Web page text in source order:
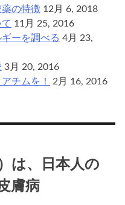
の特徴 12月 6, 2018
11月 25, 2016
ーを調べる 4月 23,
3月 20, 2016
チムを！
2月 16, 2016
は、日本人の
膚病